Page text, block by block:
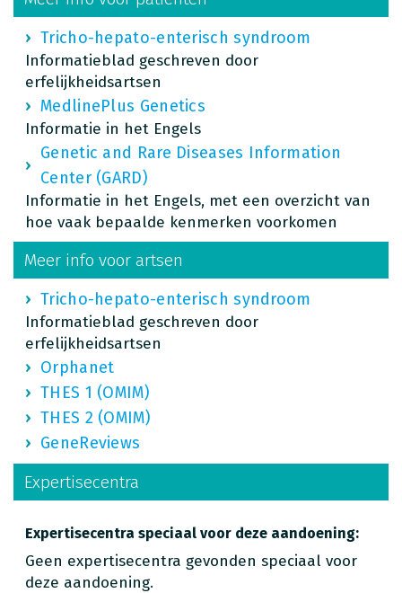
Tricho-hepato-enterisch syndroom
Informatieblad geschreven door
erfelijkheidsartsen
MedlinePlus Genetics
Informatie in het Engels
Genetic and Rare Diseases Information
Center (GARD)
Informatie in het Engels, met een overzicht van
hoe vaak bepaalde kenmerken voorkomen
Meer info voor artsen
Tricho-hepato-enterisch syndroom
Informatieblad geschreven door
erfelijkheidsartsen
Orphanet
THES 1 (OMIM)
THES 2 (OMIM)
GeneReviews
Expertisecentra
Expertisecentra speciaal voor deze aandoening:
Geen expertisecentra gevonden speciaal voor
deze aandoening.